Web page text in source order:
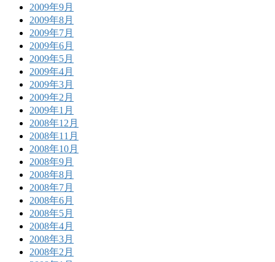
2009年9月
2009年8月
2009年7月
2009年6月
2009年5月
2009年4月
2009年3月
2009年2月
2009年1月
2008年12月
2008年11月
2008年10月
2008年9月
2008年8月
2008年7月
2008年6月
2008年5月
2008年4月
2008年3月
2008年2月